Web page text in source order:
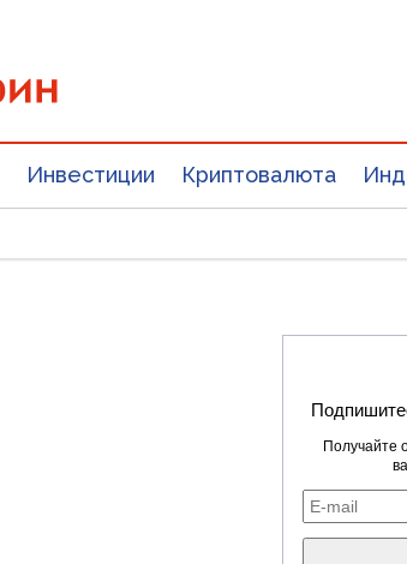
Инвестиции Криптовалюта
Получайте